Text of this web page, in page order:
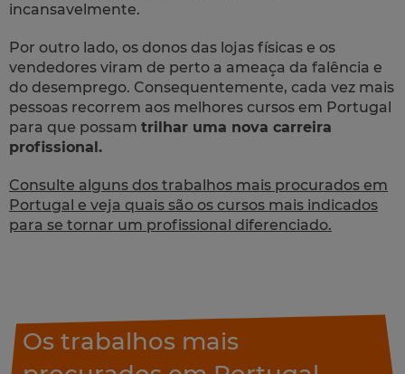
incansavelmente.
Por outro lado, os donos das lojas físicas e os
vendedores viram de perto a ameaça da falência e
do desemprego. Consequentemente, cada vez mais
pessoas recorrem aos melhores cursos em Portugal
para que possam trilhar uma nova carreira
profissional.
Consulte alguns dos trabalhos mais procurados em
Portugal e veja quais são os cursos mais indicados
para se tornar um profissional diferenciado.
Os trabalhos mais